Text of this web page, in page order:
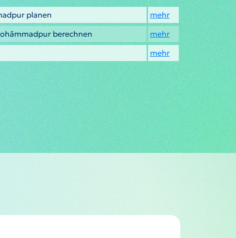
planen
mehr
berechnen
mehr
mehr